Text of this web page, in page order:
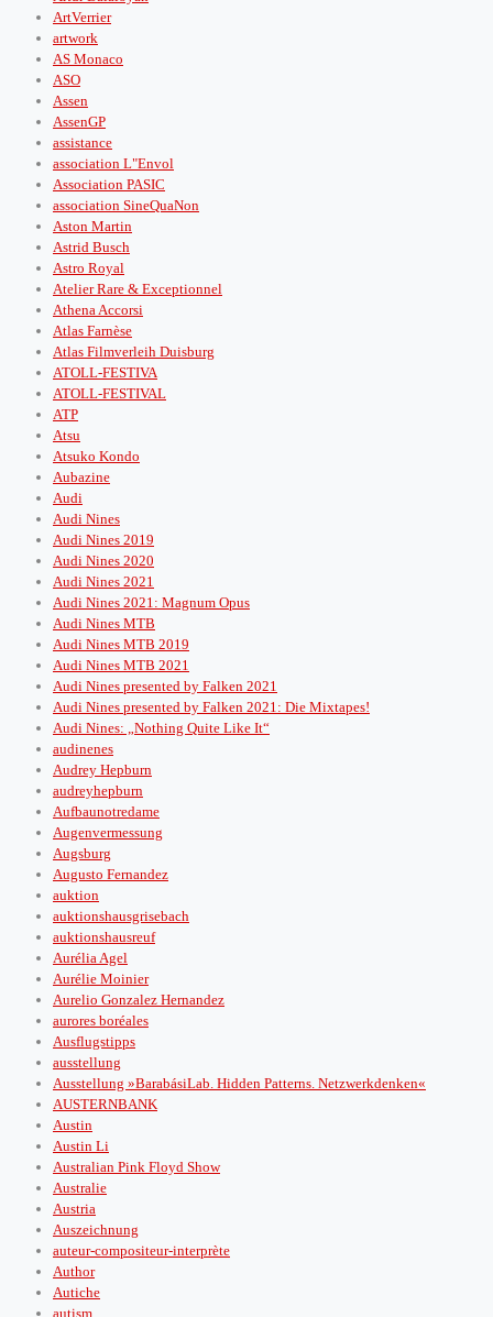
ArtVerrier
artwork
AS Monaco
ASO
Assen
AssenGP
assistance
association L"Envol
Association PASIC
association SineQuaNon
Aston Martin
Astrid Busch
Astro Royal
Atelier Rare & Exceptionnel
Athena Accorsi
Atlas Farnèse
Atlas Filmverleih Duisburg
ATOLL-FESTIVA
ATOLL-FESTIVAL
ATP
Atsu
Atsuko Kondo
Aubazine
Audi
Audi Nines
Audi Nines 2019
Audi Nines 2020
Audi Nines 2021
Audi Nines 2021: Magnum Opus
Audi Nines MTB
Audi Nines MTB 2019
Audi Nines MTB 2021
Audi Nines presented by Falken 2021
Audi Nines presented by Falken 2021: Die Mixtapes!
Audi Nines: „Nothing Quite Like It“
audinenes
Audrey Hepburn
audreyhepburn
Aufbaunotredame
Augenvermessung
Augsburg
Augusto Fernandez
auktion
auktionshausgrisebach
auktionshausreuf
Aurélia Agel
Aurélie Moinier
Aurelio Gonzalez Hernandez
aurores boréales
Ausflugstipps
ausstellung
Ausstellung »BarabásiLab. Hidden Patterns. Netzwerkdenken«
AUSTERNBANK
Austin
Austin Li
Australian Pink Floyd Show
Australie
Austria
Auszeichnung
auteur-compositeur-interprète
Author
Autiche
autism